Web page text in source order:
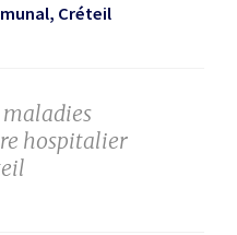
Créteil
maladies
hospitalier